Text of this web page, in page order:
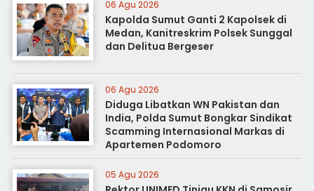
06 Agu 2026
Kapolda Sumut Ganti 2 Kapolsek di
Medan, Kanitreskrim Polsek Sunggal
dan Delitua Bergeser
06 Agu 2026
Diduga Libatkan WN Pakistan dan
India, Polda Sumut Bongkar Sindikat
Scamming Internasional Markas di
Apartemen Podomoro
05 Agu 2026